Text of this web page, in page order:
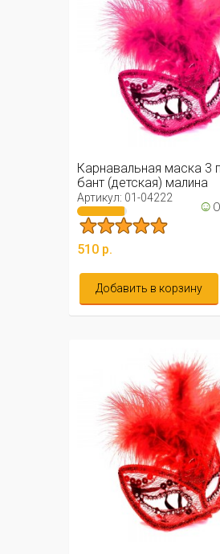
Карнавальная маска 3
бант (детская) малина
Артикул: 01-04222 ☺
510 р.
Добавить в корзину